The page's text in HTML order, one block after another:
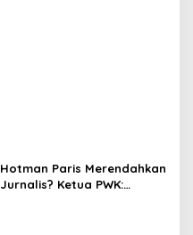
Hotman Paris Merendahkan
Jurnalis? Ketua PWK: